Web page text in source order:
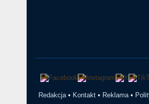
Redakcja• Kontakt• Reklama•